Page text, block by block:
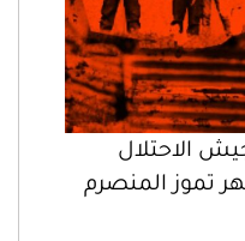
جيش الاحتلال
تموز المنصرم